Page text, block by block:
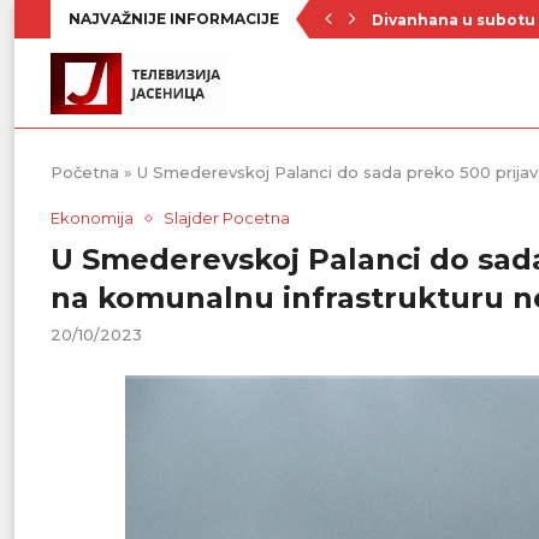
NAJVAŽNIJE INFORMACIJE Divanhana u
Početna » U Smederevskoj Palanci do sada preko 500
Ekonomija Slajder Pocetna
U Smederevskoj Palanci do
na komunalnu infrastrukturu
20/10/2023